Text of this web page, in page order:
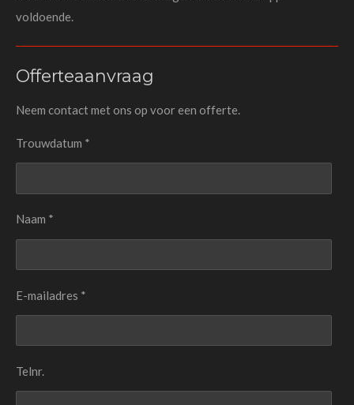
voldoende.
Offerteaanvraag
Neem contact met ons op voor een offerte.
Trouwdatum *
Naam *
E-mailadres *
Telnr.